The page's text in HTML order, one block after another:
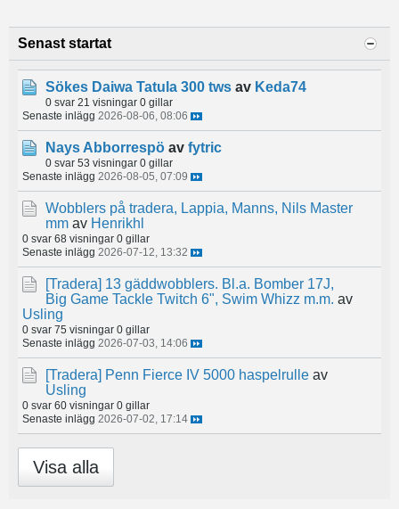
Senast startat
Sökes Daiwa Tatula 300 tws av Keda74
0 svar 21 visningar 0 gillar
Senaste inlägg 2026-08-06, 08:06
Nays Abborrespö av fytric
0 svar 53 visningar 0 gillar
Senaste inlägg 2026-08-05, 07:09
Wobblers på tradera, Lappia, Manns, Nils Master
mm av Henrikhl
0 svar 68 visningar 0 gillar
Senaste inlägg 2026-07-12, 13:32
[Tradera] 13 gäddwobblers. Bl.a. Bomber 17J,
Big Game Tackle Twitch 6", Swim Whizz m.m. av
Usling
0 svar 75 visningar 0 gillar
Senaste inlägg 2026-07-03, 14:06
[Tradera] Penn Fierce IV 5000 haspelrulle av
Usling
0 svar 60 visningar 0 gillar
Senaste inlägg 2026-07-02, 17:14
Visa alla